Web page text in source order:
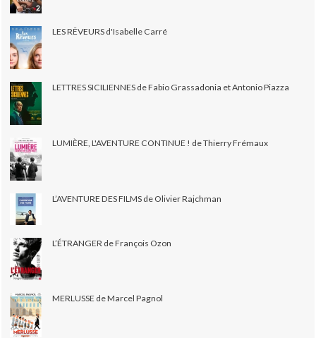
LES RÊVEURS d'Isabelle Carré
LETTRES SICILIENNES de Fabio Grassadonia et Antonio Piazza
LUMIÈRE, L'AVENTURE CONTINUE ! de Thierry Frémaux
L’AVENTURE DES FILMS de Olivier Rajchman
L’ÉTRANGER de François Ozon
MERLUSSE de Marcel Pagnol